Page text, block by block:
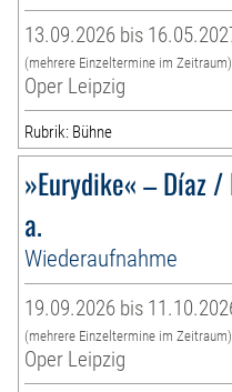
13.09.2026 bis
(mehrere Einzeltermine im Zeitraum)
Oper Leipzig
Rubrik: Bühne
»Eurydike« – Díaz
a.
Wiederaufnahme
19.09.2026 bis
(mehrere Einzeltermine im Zeitraum)
Oper Leipzig